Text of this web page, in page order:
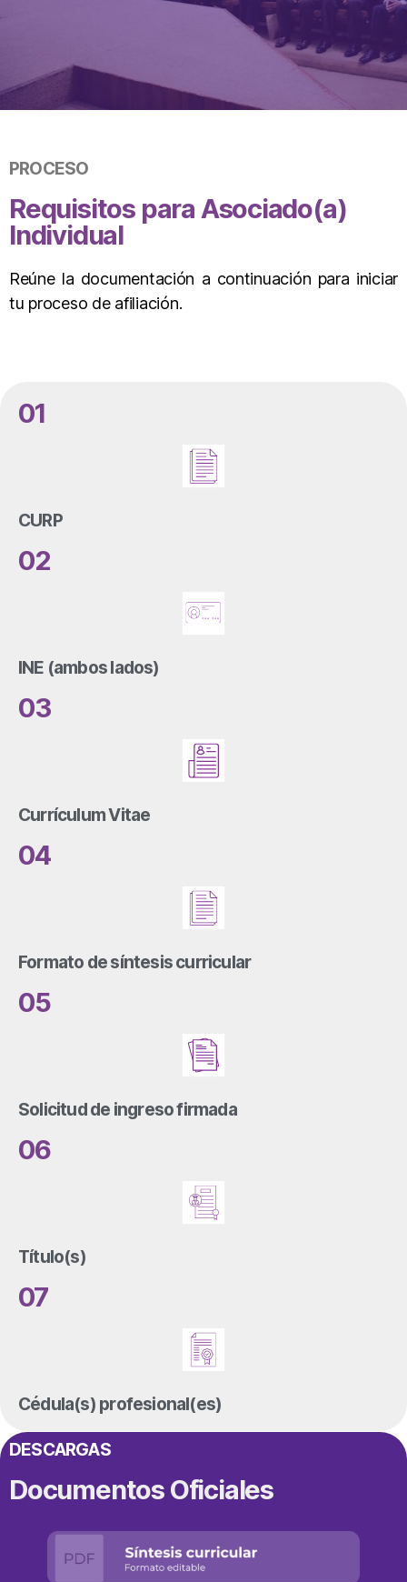
PROCESO
Requisitos para Asociado(a)
Individual
Reúne la documentación a continuación para iniciar
tu proceso de afiliación.
01
CURP
02
INE (ambos lados)
03
Currículum Vitae
04
Formato de síntesis curricular
05
Solicitud de ingreso firmada
06
Título(s)
07
Cédula(s) profesional(es)
DESCARGAS
Documentos Oficiales